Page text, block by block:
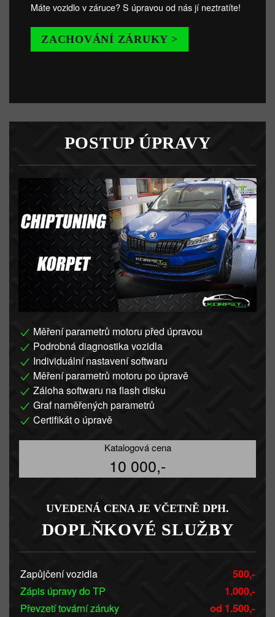
Máte vozidlo v záruce? S úpravou od nás jí neztratíte!
ZACHOVÁNÍ ZÁRUKY >
POSTUP ÚPRAVY
Měření parametrů motoru před úpravou
Podrobná diagnostika vozidla
Individuální nastavení softwaru
Měření parametrů motoru po úpravě
Záloha softwaru na flash disku
Graf naměřených parametrů
Certifikát o úpravě
Katalogová cena
10 000,-
UVEDENÁ CENA JE VČETNĚ DPH.
DOPLŇKOVÉ SLUŽBY
Zapůjčení vozidla
500,-
Zápis úpravy do TP
1.000,-
Převzetí tovární záruky
od 1.500,-